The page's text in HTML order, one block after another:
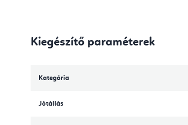
Kiegészítő paraméterek
Kategória
Jótállás